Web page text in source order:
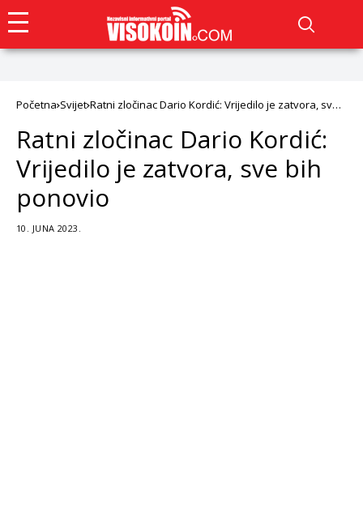
Početna Svijet Ratni zločinac Dario Kordić: Vrijedilo je zatvora, sve
Ratni zločinac Dario Kordić:
Vrijedilo je zatvora, sve bih
ponovio
10. JUNA 2023.